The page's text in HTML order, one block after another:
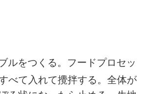
ルをつくる。フードプロセッ
べて入れて攪拌する。全体が